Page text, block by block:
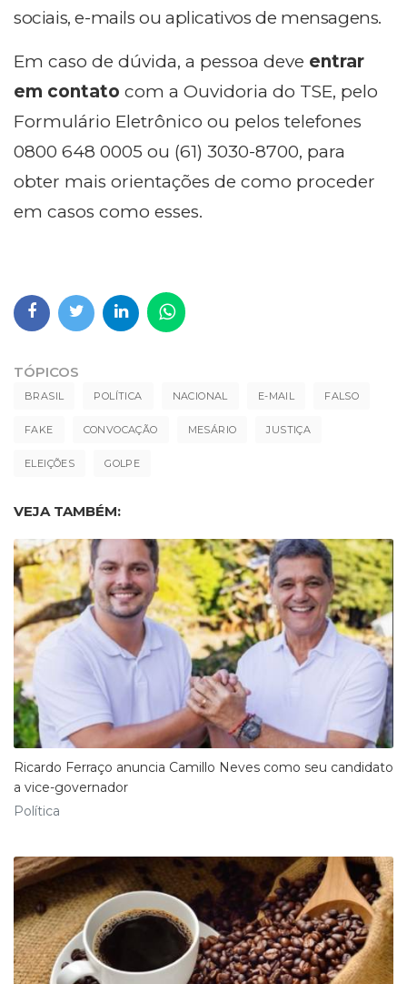
sociais, e-mails ou aplicativos de mensagens.
Em caso de dúvida, a pessoa deve entrar
em contato com a Ouvidoria do TSE, pelo
Formulário Eletrônico ou pelos telefones
0800 648 0005 ou (61) 3030-8700, para
obter mais orientações de como proceder
em casos como esses.
TÓPICOS
BRASIL POLÍTICA NACIONAL E-MAIL FALSO
FAKE CONVOCAÇÃO MESÁRIO JUSTIÇA
ELEIÇÕES GOLPE
VEJA TAMBÉM:
Ricardo Ferraço anuncia Camillo Neves como seu candidato
a vice-governador
Política